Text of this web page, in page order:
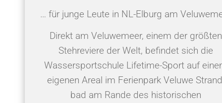
… für junge Leute in NL-Elburg am
Direkt am Veluwemeer, einem der größten
Stehreviere der Welt, befindet sich die
Wassersportschule Lifetime-Sport auf
eigenen Areal im Ferienpark Veluwe
bad am Rande des historischen